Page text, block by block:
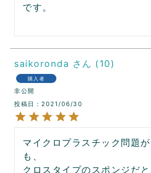
です。
saikoronda 10
購入者
非公開
投稿日
2021/06/30
マイクロプラスチック問題
も、
クロスタイプのスポンジだ